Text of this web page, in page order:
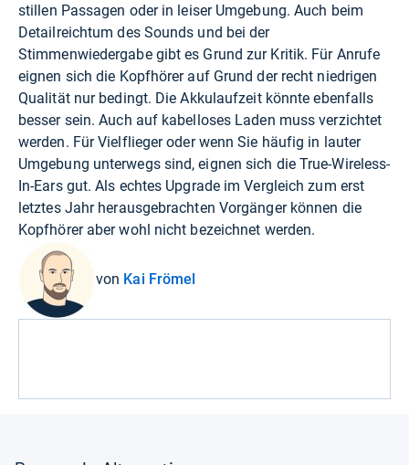
stillen Passagen oder in leiser Umgebung. Auch beim
Detailreichtum des Sounds und bei der
Stimmenwiedergabe gibt es Grund zur Kritik. Für Anrufe
eignen sich die Kopfhörer auf Grund der recht niedrigen
Qualität nur bedingt. Die Akkulaufzeit könnte ebenfalls
besser sein. Auch auf kabelloses Laden muss verzichtet
werden. Für Vielflieger oder wenn Sie häufig in lauter
Umgebung unterwegs sind, eignen sich die True-Wireless-
In-Ears gut. Als echtes Upgrade im Vergleich zum erst
letztes Jahr herausgebrachten Vorgänger können die
Kopfhörer aber wohl nicht bezeichnet werden.
von Kai Frömel